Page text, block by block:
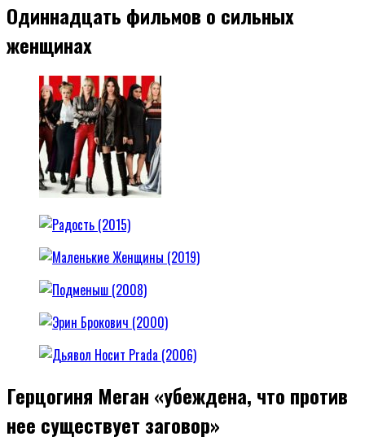
Одиннадцать фильмов о сильных
женщинах
Герцогиня Меган «убеждена, что против
нее существует заговор»